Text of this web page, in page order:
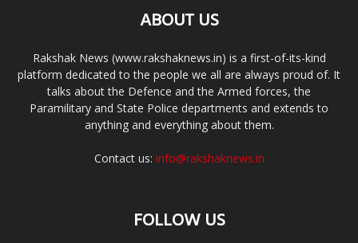
ABOUT US
Rakshak News (www.rakshaknews.in) is a first-of-its-kind
platform dedicated to the people we all are always proud of. It
talks about the Defence and the Armed forces, the
Paramilitary and State Police departments and extends to
anything and everything about them.
Contact us: info@rakshaknews.in
FOLLOW US